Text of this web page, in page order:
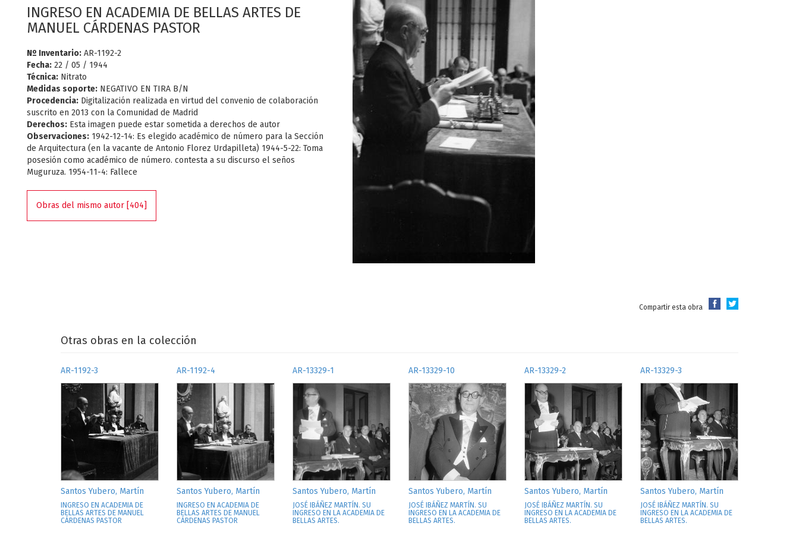
INGRESO EN ACADEMIA DE BELLAS ARTES DE
MANUEL CÁRDENAS PASTOR
Nº Inventario: AR-1192-2
Fecha: 22 / 05 / 1944
Técnica: Nitrato
Medidas soporte: NEGATIVO EN TIRA B/N
Procedencia: Digitalización realizada en virtud del convenio de colaboración
suscrito en 2013 con la Comunidad de Madrid
Derechos: Esta imagen puede estar sometida a derechos de autor
Observaciones: 1942-12-14: Es elegido académico de número para la Sección
de Arquitectura (en la vacante de Antonio Florez Urdapilleta) 1944-5-22: Toma
posesión como académico de número. contesta a su discurso el seños
Muguruza. 1954-11-4: Fallece
Obras del mismo autor [404]
Compartir esta obra
Otras obras en la colección
AR-1192-3
Santos Yubero, Martín
INGRESO EN ACADEMIA DE
BELLAS ARTES DE MANUEL
CÁRDENAS PASTOR
AR-1192-4
Santos Yubero, Martín
INGRESO EN ACADEMIA DE
BELLAS ARTES DE MANUEL
CÁRDENAS PASTOR
AR-13329-1
Santos Yubero, Martín
JOSÉ IBÁÑEZ MARTÍN. SU
INGRESO EN LA ACADEMIA DE
BELLAS ARTES.
AR-13329-10
Santos Yubero, Martín
JOSÉ IBÁÑEZ MARTÍN. SU
INGRESO EN LA ACADEMIA DE
BELLAS ARTES.
AR-13329-2
Santos Yubero, Martín
JOSÉ IBÁÑEZ MARTÍN. SU
INGRESO EN LA ACADEMIA DE
BELLAS ARTES.
AR-13329-3
Santos Yubero, Martín
JOSÉ IBÁÑEZ MARTÍN. SU
INGRESO EN LA ACADEMIA DE
BELLAS ARTES.